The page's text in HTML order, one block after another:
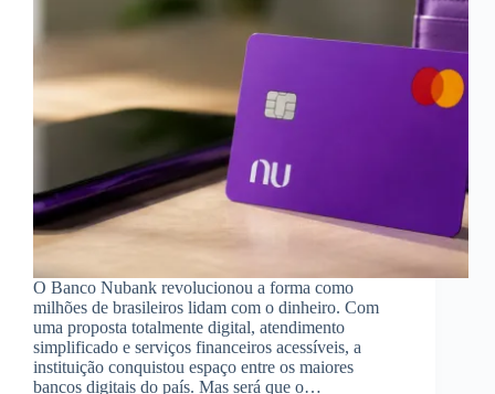
O Banco Nubank revolucionou a forma como
milhões de brasileiros lidam com o dinheiro. Com
uma proposta totalmente digital, atendimento
simplificado e serviços financeiros acessíveis, a
instituição conquistou espaço entre os maiores
bancos digitais do país. Mas será que o…